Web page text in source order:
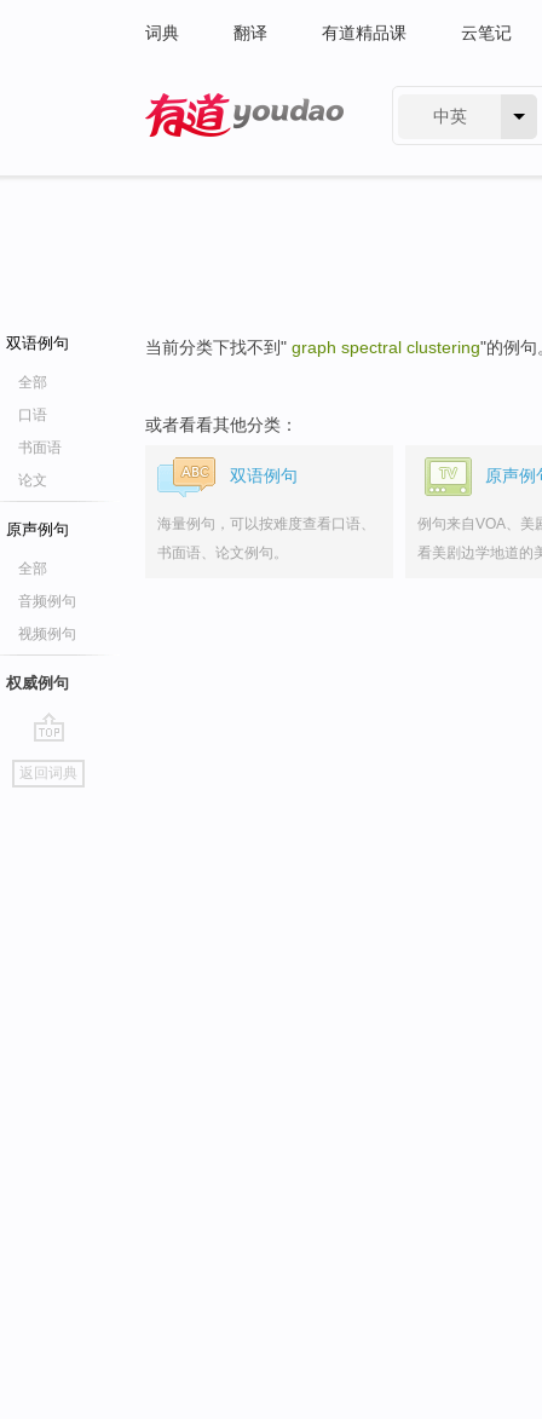
词典 翻译 有道精品课 云笔记
中英
双语例句
全部
口语
书面语
论文
原声例句
全部
音频例句
视频例句
权威例句
go
top
返回词典
当前分类下找不到" graph spectral clustering"的例句
或者看看其他分类：
双语例句
海量例句，可以按难度查看口语、
书面语、论文例句。
原声例
例句来自VOA、美
看美剧边学地道的